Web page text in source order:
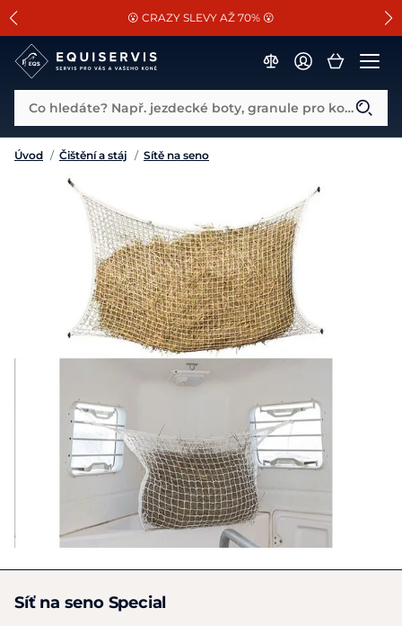
SLEVA 13% na vše od Cassini!
😮 CRAZY SLEVY AŽ 70% 😮
📐Pasování a doplňky k vybraným sedlům ZDARMA 🐴
Co hledáte? Např. jezdecké boty, granule pro koně...
Úvod / Čištění a stáj / Sítě na seno
Síť na seno Special